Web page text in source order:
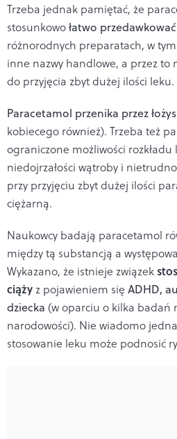
Trzeba jednak pamiętać, że
stosunkowołatwo przedawkować
różnorodnych preparatach, w
inne nazwy handlowe, a przez to
do przyjęcia zbyt dużej ilości leku.
Paracetamol przenika przez
kobiecego również). Trzeba też
ograniczone możliwości rozkładu
niedojrzałości wątroby i
przy przyjęciu zbyt dużej ilości
ciężarną.
Naukowcy badają paracetamol
między tą substancją a
Wykazano, że istnieje związek
ciążyz pojawieniem się ADHD,
dziecka (w oparciu o kilka badań
narodowości). Nie wiadomo
stosowanie leku może podnosić